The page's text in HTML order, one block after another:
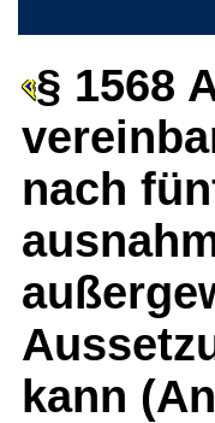
§ 1568
nach
kann